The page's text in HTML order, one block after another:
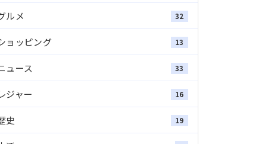
ルメ 32
ョッピング 13
ュース 33
ジャー 16
史 19